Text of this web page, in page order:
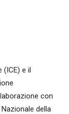
(ICE) e il
con
della